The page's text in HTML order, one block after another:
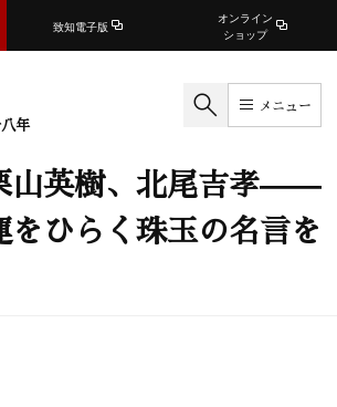
致知電子版
オンライン
ショップ
年
メニュー
山英樹、北尾吉孝——
をひらく珠玉の名言を